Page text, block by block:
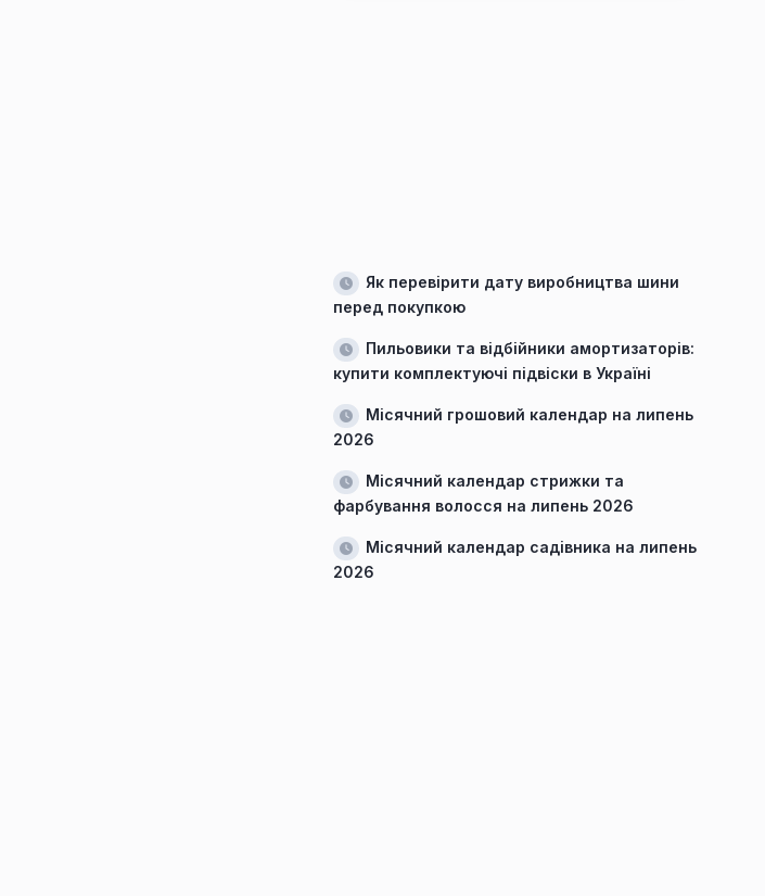
Як перевірити дату виробництва шини
перед покупкою
Пильовики та відбійники амортизаторів:
купити комплектуючі підвіски в Україні
Місячний грошовий календар на липень
2026
Місячний календар стрижки та
фарбування волосся на липень 2026
Місячний календар садівника на липень
2026